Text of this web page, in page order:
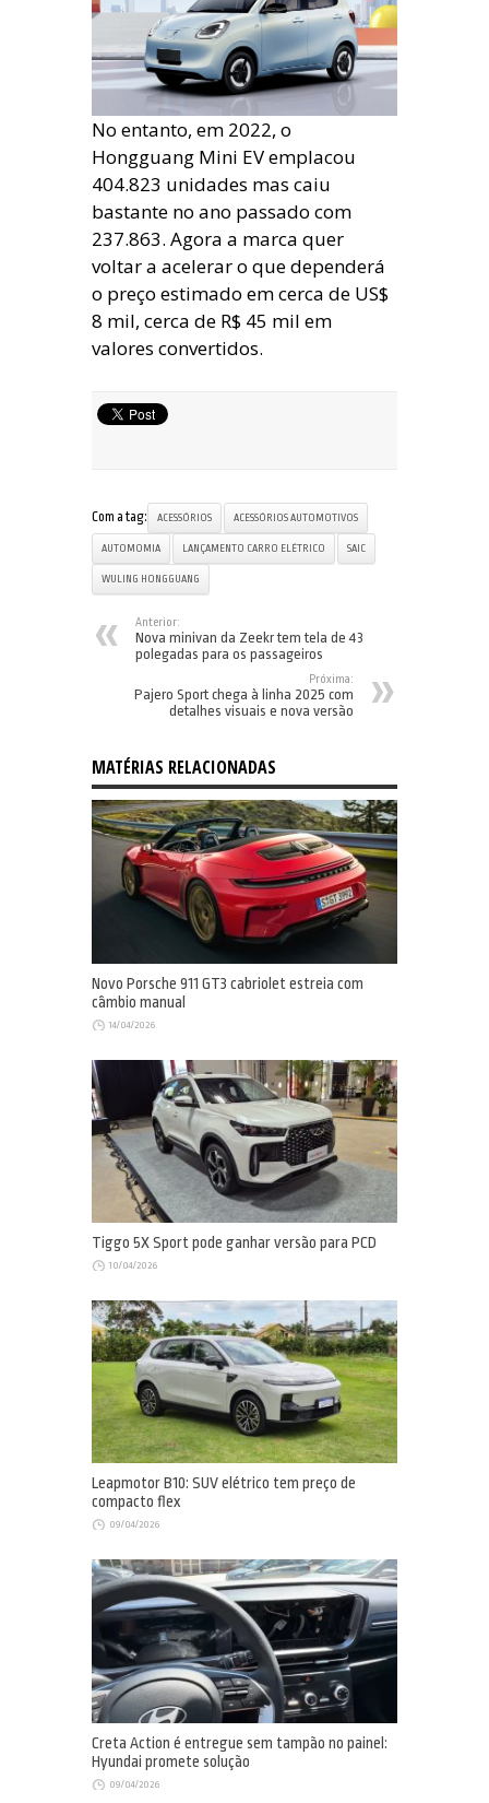
No entanto, em 2022, o
Hongguang Mini EV emplacou
404.823 unidades mas caiu
bastante no ano passado com
237.863. Agora a marca quer
voltar a acelerar o que dependerá
o preço estimado em cerca de US$
8 mil, cerca de R$ 45 mil em
valores convertidos.
Com a tag: ACESSÓRIOS ACESSÓRIOS AUTOMOTIVOS
AUTOMOMIA LANÇAMENTO CARRO ELÉTRICO SAIC
WULING HONGGUANG
Anterior:
Nova minivan da Zeekr tem tela de 43
polegadas para os passageiros
Próxima:
Pajero Sport chega à linha 2025 com
detalhes visuais e nova versão
MATÉRIAS RELACIONADAS
Novo Porsche 911 GT3 cabriolet estreia com
câmbio manual
14/04/2026
Tiggo 5X Sport pode ganhar versão para PCD
10/04/2026
Leapmotor B10: SUV elétrico tem preço de
compacto flex
09/04/2026
Creta Action é entregue sem tampão no painel:
Hyundai promete solução
09/04/2026